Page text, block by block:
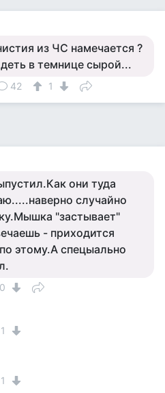
из ЧС намечается ?
в темнице сырой...
42 1
они туда
случайно
"застывает"
- приходится
этому.А спецыально
0
1
1